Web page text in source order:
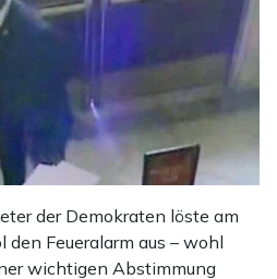
der Demokraten löste am
Feueralarm aus – wohl
wichtigen Abstimmung